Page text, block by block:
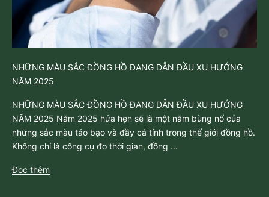
NHỮNG MÀU SẮC ĐỒNG HỒ ĐANG DẪN ĐẦU XU HƯỚNG
NĂM 2025
NHỮNG MÀU SẮC ĐỒNG HỒ ĐANG DẪN ĐẦU XU HƯỚNG
NĂM 2025 Năm 2025 hứa hẹn sẽ là một năm bùng nổ của
những sắc màu táo bạo và đầy cá tính trong thế giới đồng hồ.
Không chỉ là công cụ đo thời gian, đồng ...
Đọc thêm